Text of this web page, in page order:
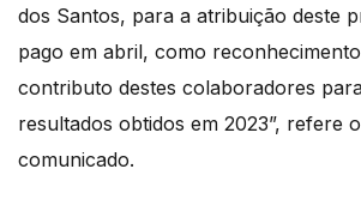
dos Santos, para a atribuição deste
pago em abril, como
contributo destes colaboradores
resultados obtidos em 2023”, refere
comunicado.